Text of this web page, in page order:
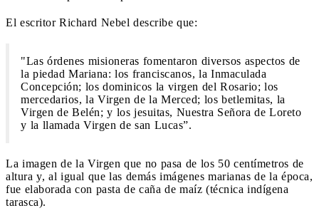
El escritor Richard Nebel describe que:
"Las órdenes misioneras fomentaron diversos aspectos de
la piedad Mariana: los franciscanos, la Inmaculada
Concepción; los dominicos la virgen del Rosario; los
mercedarios, la Virgen de la Merced; los betlemitas, la
Virgen de Belén; y los jesuitas, Nuestra Señora de Loreto
y la llamada Virgen de san Lucas”.
La imagen de la Virgen que no pasa de los 50 centímetros de
altura y, al igual que las demás imágenes marianas de la época,
fue elaborada con pasta de caña de maíz (técnica indígena
tarasca).